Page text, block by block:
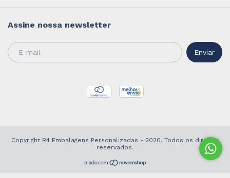
Assine nossa newsletter
Copyright R4 Embalagens Personalizadas - 2026. Todos os direitos
reservados.